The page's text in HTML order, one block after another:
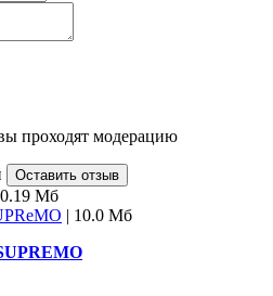
проходят модерацию
Оставить отзыв
Мб
| 10.0 Мб